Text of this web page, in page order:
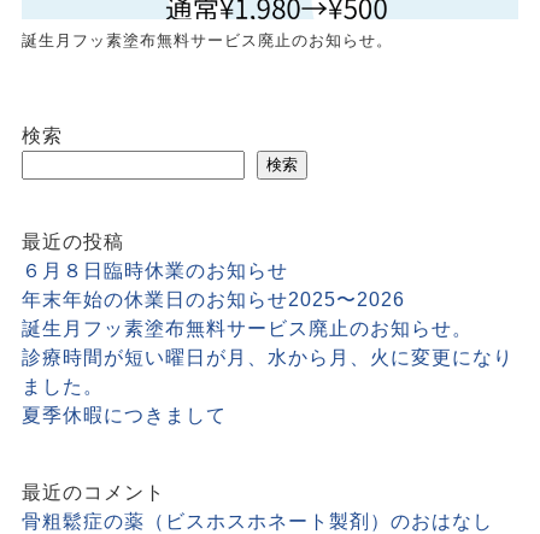
誕生月フッ素塗布無料サービス廃止のお知らせ。
検索
検索
最近の投稿
６月８日臨時休業のお知らせ
年末年始の休業日のお知らせ2025〜2026
誕生月フッ素塗布無料サービス廃止のお知らせ。
診療時間が短い曜日が月、水から月、火に変更になり
ました。
夏季休暇につきまして
最近のコメント
骨粗鬆症の薬（ビスホスホネート製剤）のおはなし